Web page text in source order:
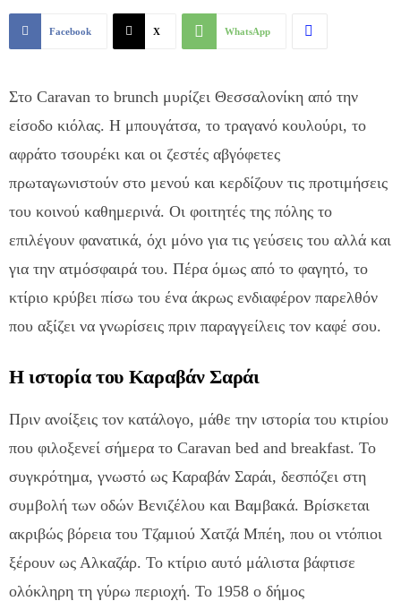
Facebook X WhatsApp
Στο Caravan το brunch μυρίζει Θεσσαλονίκη από την
είσοδο κιόλας. Η μπουγάτσα, το τραγανό κουλούρι, το
αφράτο τσουρέκι και οι ζεστές αβγόφετες
πρωταγωνιστούν στο μενού και κερδίζουν τις προτιμήσεις
του κοινού καθημερινά. Οι φοιτητές της πόλης το
επιλέγουν φανατικά, όχι μόνο για τις γεύσεις του αλλά και
για την ατμόσφαιρά του. Πέρα όμως από το φαγητό, το
κτίριο κρύβει πίσω του ένα άκρως ενδιαφέρον παρελθόν
που αξίζει να γνωρίσεις πριν παραγγείλεις τον καφέ σου.
Η ιστορία του Καραβάν Σαράι
Πριν ανοίξεις τον κατάλογο, μάθε την ιστορία του κτιρίου
που φιλοξενεί σήμερα το Caravan bed and breakfast. Το
συγκρότημα, γνωστό ως Καραβάν Σαράι, δεσπόζει στη
συμβολή των οδών Βενιζέλου και Βαμβακά. Βρίσκεται
ακριβώς βόρεια του Τζαμιού Χατζά Μπέη, που οι ντόπιοι
ξέρουν ως Αλκαζάρ. Το κτίριο αυτό μάλιστα βάφτισε
ολόκληρη τη γύρω περιοχή. Το 1958 ο δήμος